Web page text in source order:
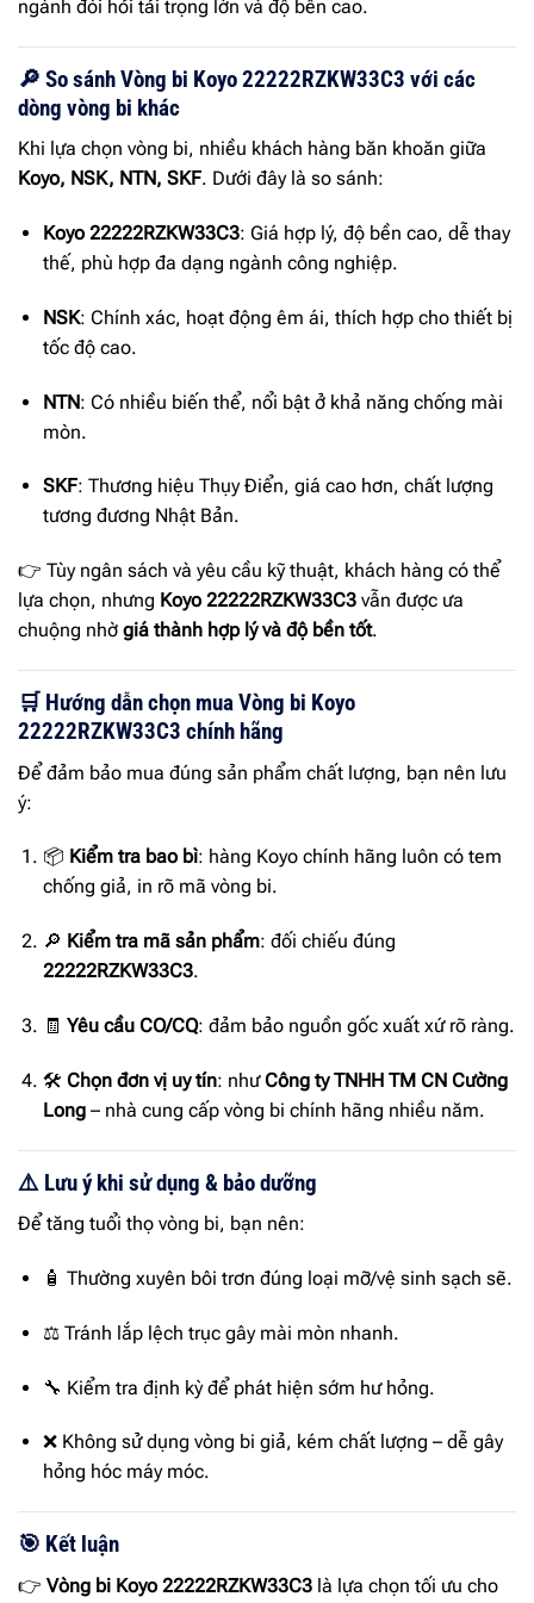
ngành đòi hỏi tải trọng lớn và độ bền cao.
🔎 So sánh Vòng bi Koyo 22222RZKW33C3 với các
dòng vòng bi khác
Khi lựa chọn vòng bi, nhiều khách hàng băn khoăn giữa
Koyo, NSK, NTN, SKF. Dưới đây là so sánh:
Koyo 22222RZKW33C3: Giá hợp lý, độ bền cao, dễ thay
thế, phù hợp đa dạng ngành công nghiệp.
NSK: Chính xác, hoạt động êm ái, thích hợp cho thiết bị
tốc độ cao.
NTN: Có nhiều biến thể, nổi bật ở khả năng chống mài
mòn.
SKF: Thương hiệu Thụy Điển, giá cao hơn, chất lượng
tương đương Nhật Bản.
👉 Tùy ngân sách và yêu cầu kỹ thuật, khách hàng có thể
lựa chọn, nhưng Koyo 22222RZKW33C3 vẫn được ưa
chuộng nhờ giá thành hợp lý và độ bền tốt.
🛒 Hướng dẫn chọn mua Vòng bi Koyo
22222RZKW33C3 chính hãng
Để đảm bảo mua đúng sản phẩm chất lượng, bạn nên lưu
ý:
📦 Kiểm tra bao bì: hàng Koyo chính hãng luôn có tem
chống giả, in rõ mã vòng bi.
🔎 Kiểm tra mã sản phẩm: đối chiếu đúng
22222RZKW33C3.
🧾 Yêu cầu CO/CQ: đảm bảo nguồn gốc xuất xứ rõ ràng.
🛠 Chọn đơn vị uy tín: như Công ty TNHH TM CN Cường
Long– nhà cung cấp vòng bi chính hãng nhiều năm.
⚠️ Lưu ý khi sử dụng & bảo dưỡng
Để tăng tuổi thọ vòng bi, bạn nên:
🧴 Thường xuyên bôi trơn đúng loại mỡ/vệ sinh sạch sẽ.
⚖️ Tránh lắp lệch trục gây mài mòn nhanh.
🔧 Kiểm tra định kỳ để phát hiện sớm hư hỏng.
❌ Không sử dụng vòng bi giả, kém chất lượng – dễ gây
hỏng hóc máy móc.
🎯 Kết luận
👉 Vòng bi Koyo 22222RZKW33C3 là lựa chọn tối ưu cho